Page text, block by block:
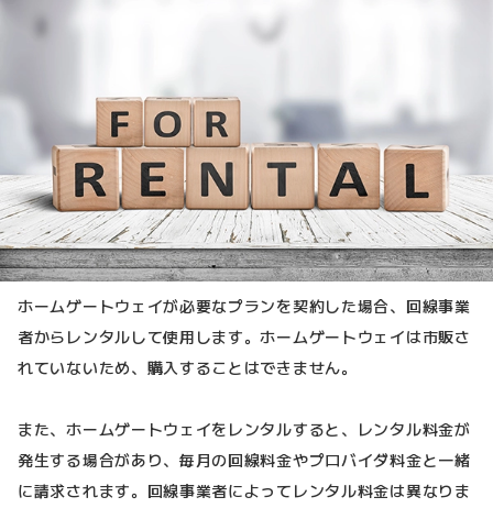
ホームゲートウェイが必要なプランを契約した場合、回線事業
者からレンタルして使用します。ホームゲートウェイは市販さ
れていないため、購入することはできません。
また、ホームゲートウェイをレンタルすると、レンタル料金が
発生する場合があり、毎月の回線料金やプロバイダ料金と一緒
に請求されます。回線事業者によってレンタル料金は異なりま